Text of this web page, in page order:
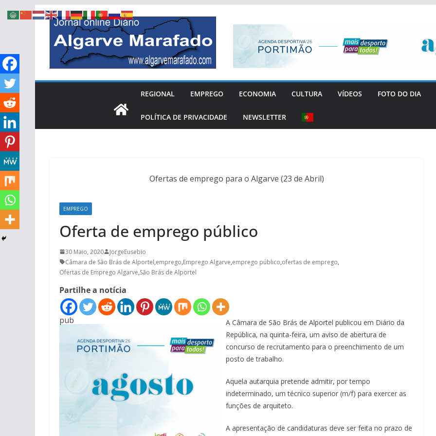
Skip
content
REGIONAL EMPREGO ECONOMIA CULTURA VÍDEOS FOTO DO DIA
POLÍTICA DE PRIVACIDADE NEWSLETTER
Ofertas de emprego para o Algarve (23 de Abril)
EMPREGO
Oferta de emprego público
30 Maio, 2020
JorgeEusebio
Câmara de São Brás de Alportel,emprego,Emprego Algarve,emprego público,ofertas de emprego,
Ofertas de Emprego Algarve,São Brás de Alportel
Partilhe a notícia
pub
A Câmara de São Brás de Alportel publicou em Diário da
República, na quinta-feira, um aviso de abertura de
concurso de recrutamento para o preenchimento de um
posto de trabalho.
Aquela autarquia pretende admitir, por tempo
indeterminado, um técnico superior (m/f) para exercer as
funções de arquiteto.
A apresentação de candidaturas deve ser feita no prazo de